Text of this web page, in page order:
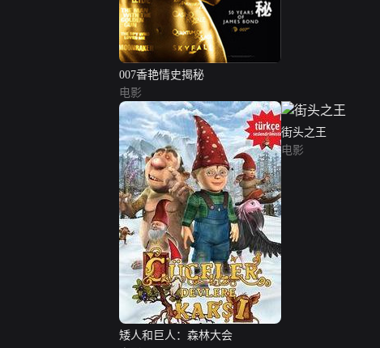
007香艳情史揭秘
电影
矮人和巨人：森林大会
街头之王
电影